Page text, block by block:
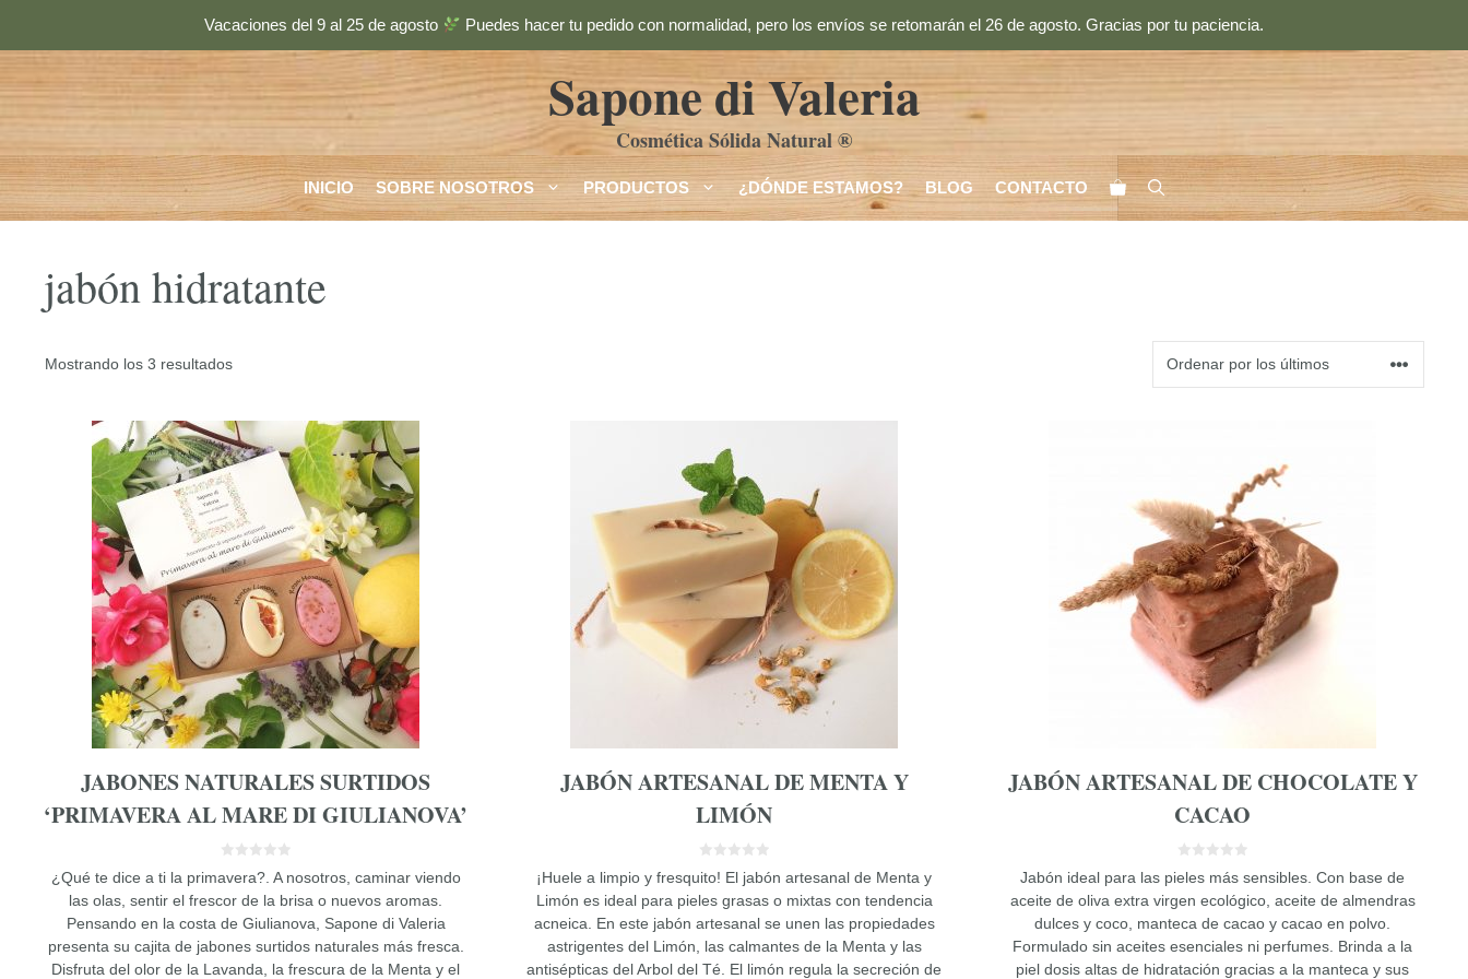
contenido
Vacaciones del 9 al 25 de agosto Puedes hacer tu pedido con normalidad, pero los envíos se retomarán el 26 de agosto. Gracias por tu paciencia.
Sapone di Valeria
Cosmética Sólida Natural ®
INICIO SOBRE NOSOTROS PRODUCTOS ¿DÓNDE ESTAMOS? BLOG CONTACTO
jabón hidratante
Mostrando los 3 resultadosOrdenado
últimos
JABONES NATURALES SURTIDOS
‘PRIMAVERA AL MARE DI GIULIANOVA’
d
5
¿Qué te dice a ti la primavera?. A nosotros, caminar viendo
las olas, sentir el frescor de la brisa o nuevos aromas.
Pensando en la costa de Giulianova, Sapone di Valeria
presenta su cajita de jabones surtidos naturales más fresca.
Disfruta del olor de la Lavanda, la frescura de la Menta y el
JABÓN ARTESANAL DE MENTA Y
LIMÓN
d
e
5
¡Huele a limpio y fresquito! El jabón artesanal de Menta y
Limón es ideal para pieles grasas o mixtas con tendencia
acneica. En este jabón artesanal se unen las propiedades
astrigentes del Limón, las calmantes de la Menta y las
antisépticas del Arbol del Té. El limón regula la secreción de
JABÓN ARTESANAL DE CHOCOLATE Y
CACAO
d
5
Jabón ideal para las pieles más sensibles. Con base de
aceite de oliva extra virgen ecológico, aceite de almendras
dulces y coco, manteca de cacao y cacao en polvo.
Formulado sin aceites esenciales ni perfumes. Brinda a la
piel dosis altas de hidratación gracias a la manteca y sus